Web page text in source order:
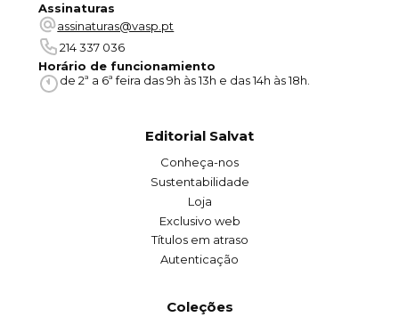
Assinaturas
assinaturas@vasp.pt
214 337 036
Horário de funcionamiento
de 2ª a 6ª feira das 9h às 13h e das 14h às 18h.
Editorial Salvat
Conheça-nos
Sustentabilidade
Loja
Exclusivo web
Títulos em atraso
Autenticação
Coleções